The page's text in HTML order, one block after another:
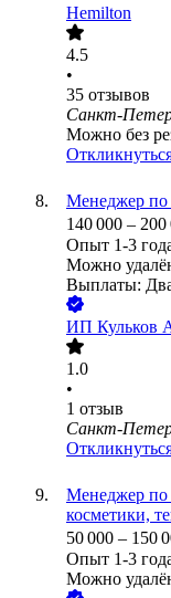
Hemilton
4.5
•
35 отзывов
Санкт-
Можно без
Менеджер по
140 000 – 200
Опыт 1-3
Можно
Выплаты:
ИП Кульков
1.0
•
1 отзыв
Санкт-
Менеджер по
косметики,
50 000 – 150
Опыт 1-3
Можно